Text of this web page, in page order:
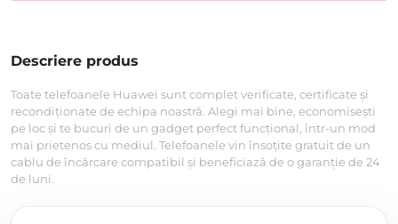
Descriere produs
Toate telefoanele Huawei sunt complet verificate, certificate și
recondiționate de echipa noastră. Alegi mai bine, economisești
pe loc și te bucuri de un gadget perfect funcțional, într-un mod
mai prietenos cu mediul. Telefoanele vin însoțite gratuit de un
cablu de încărcare compatibil și beneficiază de o garanție de 24
de luni.